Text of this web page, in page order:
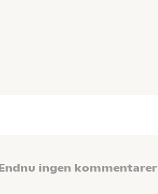
ingen kommentarer